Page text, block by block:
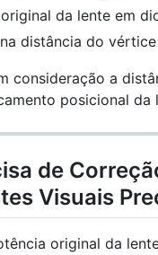
da lente em
distância do
consideração a
posicional da
de
Visuais
original da